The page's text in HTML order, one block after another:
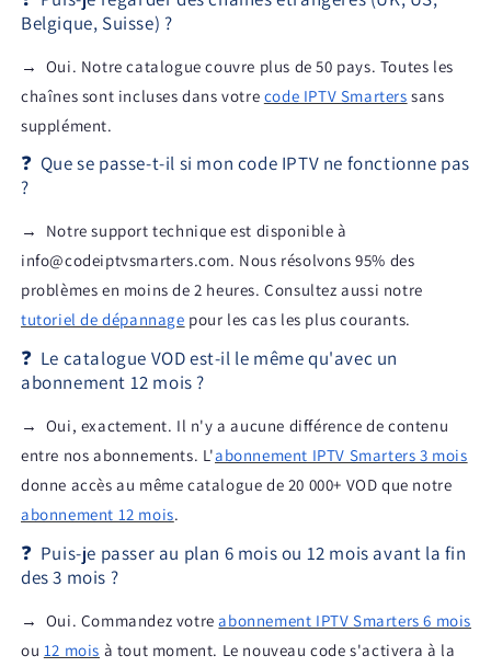
Belgique, Suisse) ?
→ Oui. Notre catalogue couvre plus de 50 pays. Toutes les
chaînes sont incluses dans votre code IPTV Smarters sans
supplément.
❓ Que se passe-t-il si mon code IPTV ne fonctionne pas
?
→
Notre support technique est disponible à
info@codeiptvsmarters.com. Nous résolvons 95% des
problèmes en moins de 2 heures. Consultez aussi notre
tutoriel de dépannage pour les cas les plus courants.
❓ Le catalogue VOD est-il le même qu'avec un
abonnement 12 mois ?
→ Oui, exactement. Il n'y a aucune différence de contenu
entre nos abonnements. L'abonnement IPTV Smarters 3 mois
donne accès au même catalogue de 20 000+ VOD que notre
abonnement 12 mois.
❓ Puis-je passer au plan 6 mois ou 12 mois avant la fin
des 3 mois ?
→ Oui. Commandez votreabonnement IPTV Smarters 6 mois
ou 12 mois à tout moment. Le nouveau code s'activera à la